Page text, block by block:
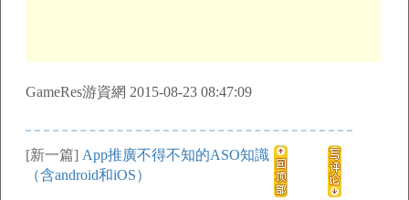
GameRes游資網 2015-08-23 08:47:09
[新一篇] App推廣不得不知的ASO知識
（含android和iOS）